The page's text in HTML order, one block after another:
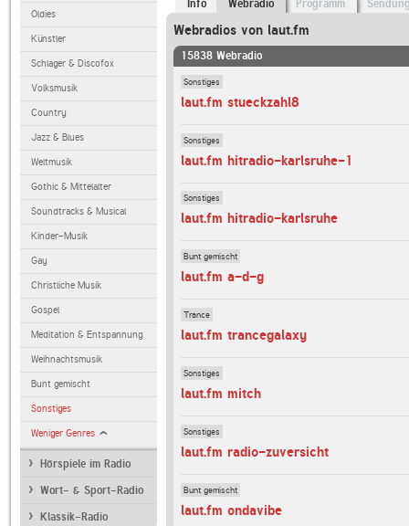
Oldies
Künstler
Schlager & Discofox
Volksmusik
Country
Jazz & Blues
Weltmusik
Gothic & Mittelalter
Soundtracks & Musical
Kinder-Musik
Gay
Christliche Musik
Gospel
Meditation & Entspannung
Weihnachtsmusik
Bunt gemischt
Sonstiges
Weniger Genres
Hörspiele im Radio
Wort- & Sport-Radio
Klassik-Radio
Info Webradio Programm
Webradios von laut.fm
15838 Webradio
Sonstiges
laut.fm stueckzahl8
Sonstiges
laut.fm hitradio-karlsruhe-1
Sonstiges
laut.fm hitradio-karlsruhe
Bunt gemischt
laut.fm a-d-g
Trance
laut.fm trancegalaxy
Sonstiges
laut.fm mitch
Sonstiges
laut.fm radio-zuversicht
Bunt gemischt
laut.fm ondavibe